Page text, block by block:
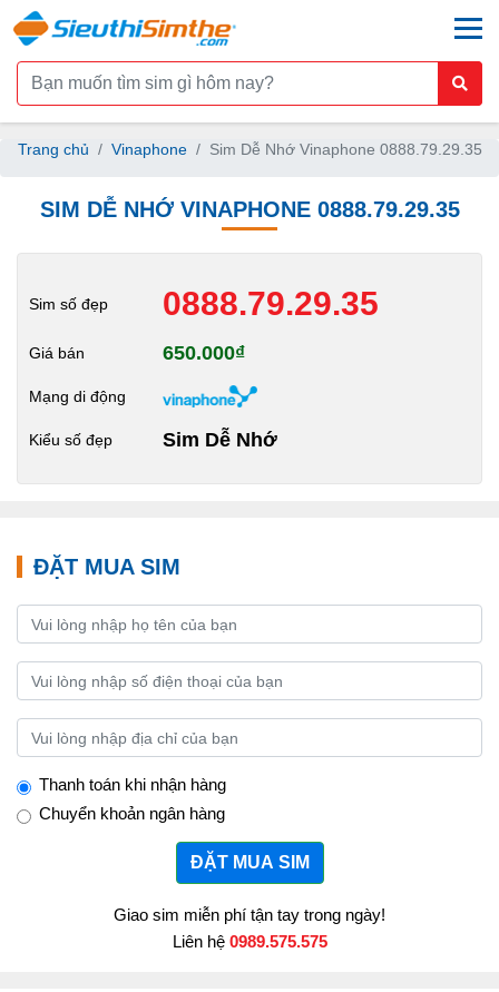
Trang chủ Vinaphone Sim Dễ Nhớ Vinaphone 0888.79.29.35
SIM DỄ NHỚ VINAPHONE 0888.79.29.35
Sim số đẹp 0888.79.29.35
Giá bán 650.000₫
Mạng di động
Kiểu số đẹp Sim Dễ Nhớ
ĐẶT MUA SIM
Thanh toán khi nhận hàng
Chuyển khoản ngân hàng
ĐẶT MUA SIM
Giao sim miễn phí tận tay trong ngày!
Liên hệ 0989.575.575